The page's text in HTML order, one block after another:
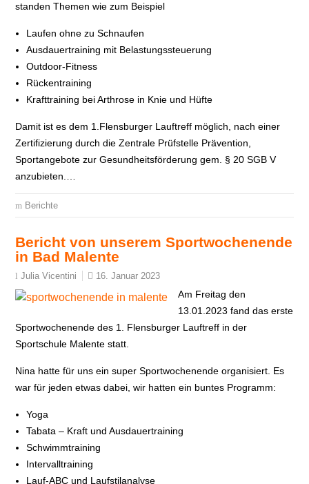
standen Themen wie zum Beispiel
Laufen ohne zu Schnaufen
Ausdauertraining mit Belastungssteuerung
Outdoor-Fitness
Rückentraining
Krafttraining bei Arthrose in Knie und Hüfte
Damit ist es dem 1.Flensburger Lauftreff möglich, nach einer
Zertifizierung durch die Zentrale Prüfstelle Prävention,
Sportangebote zur Gesundheitsförderung gem. § 20 SGB V
anzubieten.…
Berichte
Bericht von unserem Sportwochenende
in Bad Malente
Julia Vicentini 16. Januar 2023
Am Freitag den
13.01.2023 fand das erste
Sportwochenende des 1. Flensburger Lauftreff in der
Sportschule Malente statt.
Nina hatte für uns ein super Sportwochenende organisiert. Es
war für jeden etwas dabei, wir hatten ein buntes Programm:
Yoga
Tabata – Kraft und Ausdauertraining
Schwimmtraining
Intervalltraining
Lauf-ABC und Laufstilanalyse